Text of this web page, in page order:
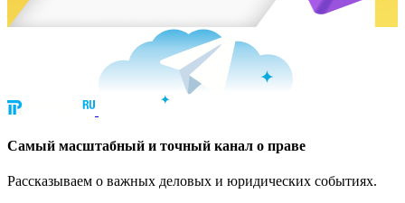
Cамый масштабный и точный канал о праве
Рассказываем о важных деловых и юридических событиях.